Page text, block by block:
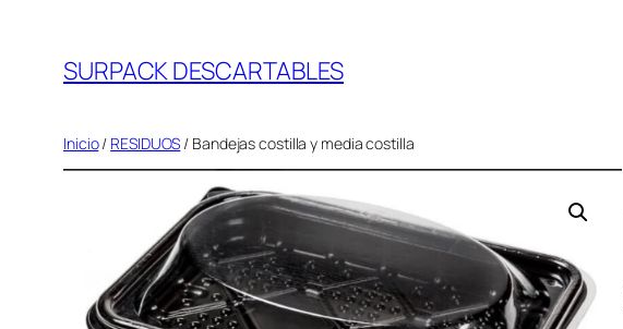
contenido
SURPACK DESCARTABLES
Inicio/ RESIDUOS / Bandejas costilla y media costilla